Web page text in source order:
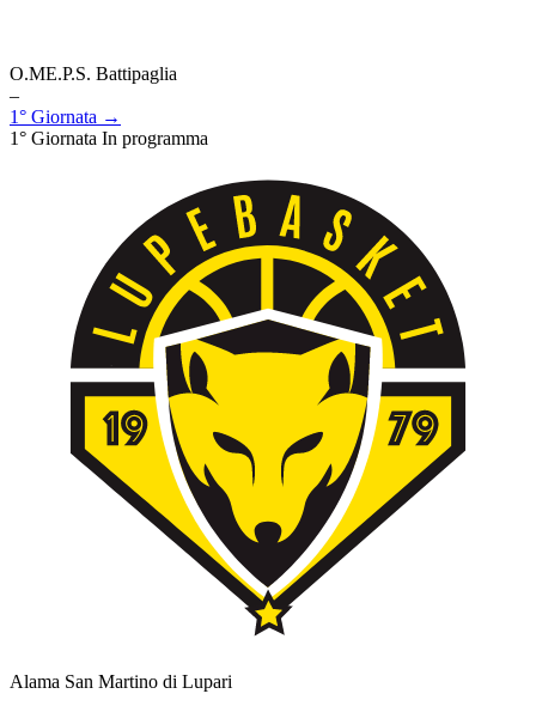
O.ME.P.S. Battipaglia
–
1° Giornata →
1° Giornata In programma
Alama San Martino di Lupari